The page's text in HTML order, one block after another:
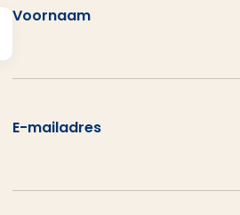
Voornaam
E-mailadres